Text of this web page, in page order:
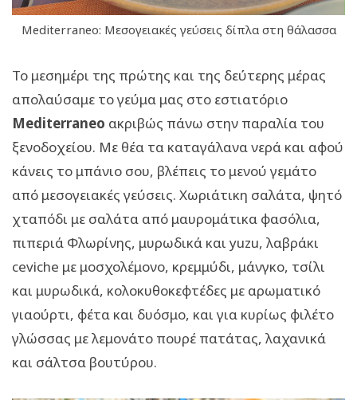
Mediterraneo: Μεσογειακές γεύσεις δίπλα στη θάλασσα
Το μεσημέρι της πρώτης και της δεύτερης μέρας
απολαύσαμε το γεύμα μας στο εστιατόριο
Mediterraneo ακριβώς πάνω στην παραλία του
ξενοδοχείου. Με θέα τα καταγάλανα νερά και αφού
κάνεις το μπάνιο σου, βλέπεις το μενού γεμάτο
από μεσογειακές γεύσεις. Χωριάτικη σαλάτα, ψητό
χταπόδι με σαλάτα από μαυρομάτικα φασόλια,
πιπεριά Φλωρίνης, μυρωδικά και yuzu, λαβράκι
ceviche με μοσχολέμονο, κρεμμύδι, μάνγκο, τσίλι
και μυρωδικά, κολοκυθοκεφτέδες με αρωματικό
γιαούρτι, φέτα και δυόσμο, και για κυρίως φιλέτο
γλώσσας με λεμονάτο πουρέ πατάτας, λαχανικά
και σάλτσα βουτύρου.